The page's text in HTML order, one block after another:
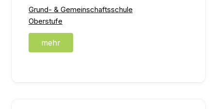
Grund- & Gemeinschaftsschule
Oberstufe
mehr